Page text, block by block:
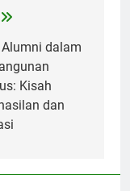
Alumni dalam
Kisah
dan